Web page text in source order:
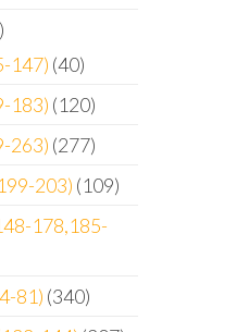
147) (40)
183) (120)
263) (277)
203) (109)
178,185-
81) (340)